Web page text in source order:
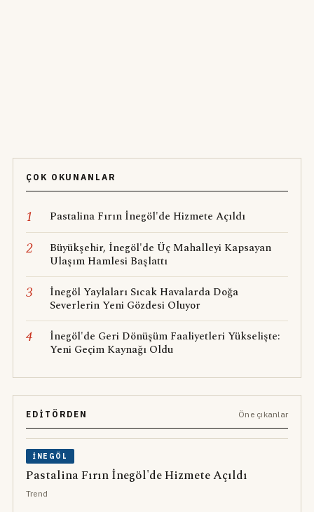
ÇOK OKUNANLAR
1 Pastalina Fırın İnegöl'de Hizmete Açıldı
2
Büyükşehir, İnegöl'de Üç Mahalleyi Kapsayan
Ulaşım Hamlesi Başlattı
3
İnegöl Yaylaları Sıcak Havalarda Doğa
Severlerin Yeni Gözdesi Oluyor
4
İnegöl'de Geri Dönüşüm Faaliyetleri Yükselişte:
Yeni Geçim Kaynağı Oldu
EDITÖRDEN Öne çıkanlar
İNEGÖL
Pastalina Fırın İnegöl'de Hizmete Açıldı
Trend